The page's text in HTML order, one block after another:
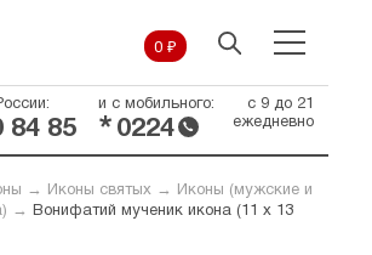
0 ₽
84 85
и с мобильного:
* 0224
с 9 до 21
ежедневно
→ Иконы святых→
Иконы (мужские и
→
Вонифатий мученик икона (11 х 13